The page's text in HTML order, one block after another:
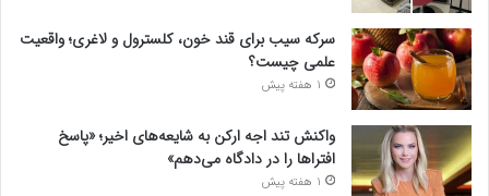
سرکه سیب برای قند خون، کلسترول و لاغری؛ واقعیت
علمی چیست؟
1 هفته پیش
واکنش تند اجه ارکن به شایعه‌های اخیر؛ «پاسخ
افتراها را در دادگاه می‌دهم»
1 هفته پیش